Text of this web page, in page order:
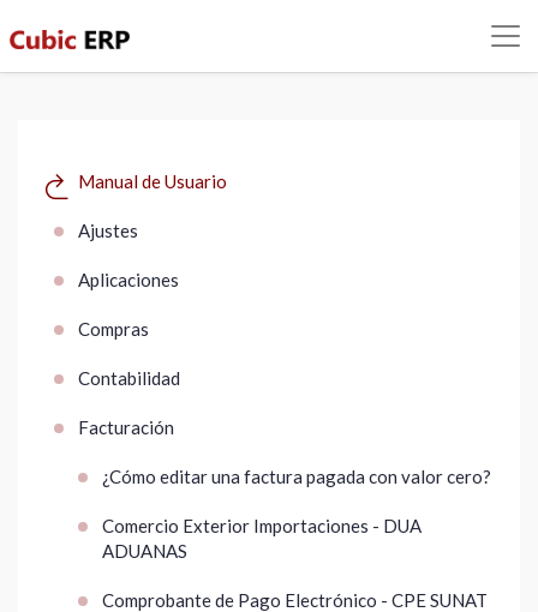
Manual de Usuario
Ajustes
Aplicaciones
Compras
Contabilidad
Facturación
¿Cómo editar una factura pagada con valor cero?
Comercio Exterior Importaciones - DUA
ADUANAS
Comprobante de Pago Electrónico - CPE SUNAT